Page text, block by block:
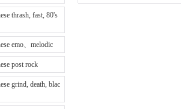
thrash, fast, 80's
emo、melodic
post rock
grind, death, blac